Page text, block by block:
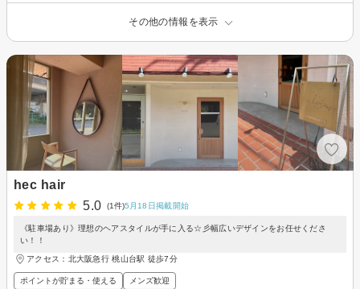
その他の情報を表示
hec hair
5.0
(1件)5月18日掲載開始
《駐車場あり》理想のヘアスタイルが手に入る☆彡幅広いデザインをお任せくださ
い！！
アクセス：北大阪急行 桃山台駅 徒歩7分
ポイントが貯まる・使える メンズ歓迎